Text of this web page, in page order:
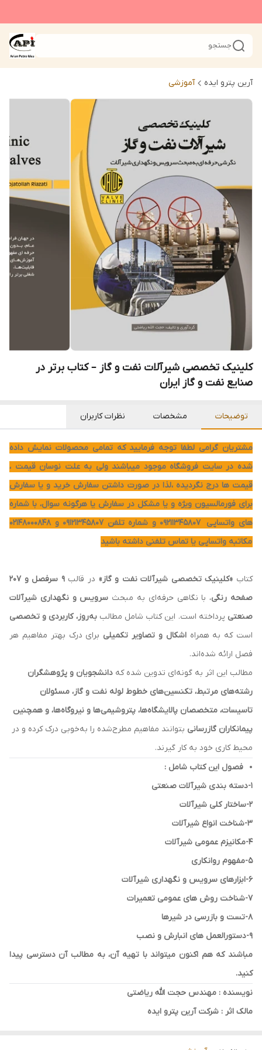
جستجو
آرین پترو ایده آموزشی
کلینیک تخصصی شیرآلات نفت و گاز – کتاب برتر در
صنایع نفت و گاز ایران
توضیحات مشخصات نظرات کاربران
مشتریان گرامی لطفا توجه فرمایید که تمامی محصولات نمایش داده
شده در سایت فروشگاه موجود میباشند ولی به علت نوسان قیمت ،
قیمت ها درج نگردیده ،لذا در صورت داشتن سفارش خرید و یا سفارش
برای فورمالسیون ویژه و یا مشکل در سفارش یا هرگونه سوال، با شماره
های واتساپی 09211345807 و شماره تلفن 09121345807 و 02148000848
مکاتبه واتساپی یا تماس تلفنی داشته باشید
کتاب «کلینیک تخصصی شیرآلات نفت و گاز» در قالب
۹ سرفصل و 207
صفحه رنگی، با نگاهی حرفه‌ای به مبحث سرویس و نگهداری شیرآلات
صنعتی پرداخته است. این کتاب شامل مطالببه‌روز، کاربردی و تخصصی
است که به همراهاشکال و تصاویر تکمیلی برای درک بهتر مفاهیم هر
فصل ارائه شده‌اند.
مطالب این اثر به گونه‌ای تدوین شده که دانشجویان و پژوهشگران
رشته‌های مرتبط، تکنسین‌های خطوط لوله نفت و گاز، مسئولان
تاسیسات، متخصصان پالایشگاه‌ها، پتروشیمی‌ها و نیروگاه‌ها، و همچنین
پیمانکاران گازرسانی بتوانند مفاهیم مطرح‌شده را به‌خوبی درک کرده و در
محیط کاری خود به کار گیرند.
فصول این کتاب شامل :
1-دسته بندی شیرآلات صنعتی
2-ساختار کلی شیرآلات
3-شناخت انواع شیرآلات
4-مکانیزم عمومی شیرآلات
5-مفهوم روانکاری
6-ابزارهای سرویس و نگهداری شیرآلات
7-شناخت روش های عمومی تعمیرات
8-تست و بازرسی در شیرها
9-دستورالعمل های انبارش و نصب
مباشند که هم اکنون میتواند با تهیه آن، به مطالب آن دسترسی پیدا
کنید.
نویسنده : مهندس حجت الله ریاضتی
مالک اثر : شرکت آرین پترو ایده